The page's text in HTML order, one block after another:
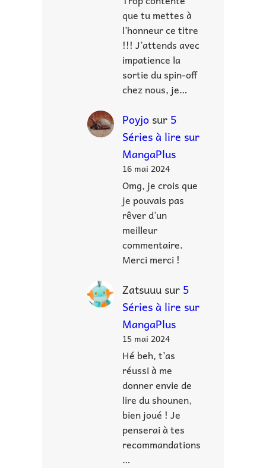
que tu mettes à
l’honneur ce titre
!!! J’attends avec
impatience la
sortie du spin-off
chez nous, je…
Poyjosur 5
Séries à lire sur
MangaPlus
16 mai 2024
Omg, je crois que
je pouvais pas
rêver d’un
meilleur
commentaire.
Merci merci !
Zatsuuusur 5
Séries à lire sur
MangaPlus
15 mai 2024
Hé beh, t’as
réussi à me
donner envie de
lire du shounen,
bien joué ! Je
penserai à tes
recommandations
…